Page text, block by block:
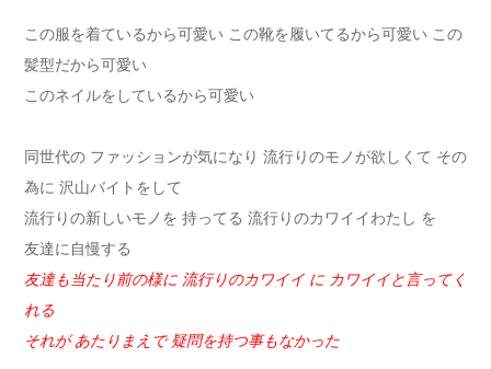
この服を着ているから可愛い この靴を履いてるから可愛い この
髪型だから可愛い
このネイルをしているから可愛い
同世代の ファッションが気になり 流行りのモノが欲しくて その
為に 沢山バイトをして
流行りの新しいモノを 持ってる 流行りのカワイイわたし を
友達に自慢する
友達も当たり前の様に 流行りのカワイイ に カワイイと言ってく
れる
それが あたりまえで 疑問を持つ事もなかった